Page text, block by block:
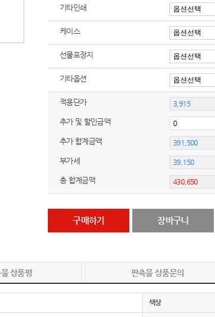
소
기타인쇄
케이스
선물포장지
기타옵션
적용단가
추가 및 할인금액
추가 합계금액
부가세
총 합계금액
구매하기 장바구니
상품평 판촉물 상품문의
색상